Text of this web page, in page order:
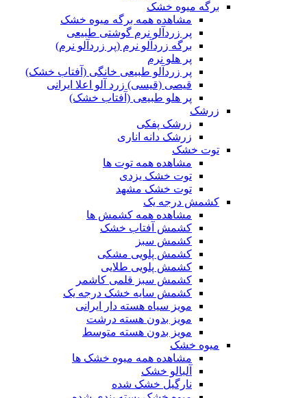
برگه میوه خشک
مشاهده همه برگه میوه خشک
پر زردآلو نرم گوشتی طبیعی
برگه زردآلو نرم (پر زردآلو نرم)
پر هلو نرم
پر زردآلو طبیعی خانگی (آفتاب خشک)
قیصی (قیسی) زرد آلو اعلا ایرانی
پر هلو طبیعی (آفتاب خشک)
زرشک
زرشک پفکی
زرشک دانه اناری
توت خشک
مشاهده همه توت ها
توت خشک یزدی
توت خشک مشهد
کشمش درجه یک
مشاهده همه کشمش ها
کشمش آفتاب خشک
کشمش سبز
کشمش پلویی مشکی
کشمش پلویی طلایی
کشمش سبز قلمی کاشمر
کشمش سایه خشک درجه یک
مویز سیاه هسته دار ایرانی
مویز بدون هسته درشت
مویز بدون هسته متوسط
میوه خشک
مشاهده همه میوه خشک ها
آلبالو خشک
نارگیل خشک شده